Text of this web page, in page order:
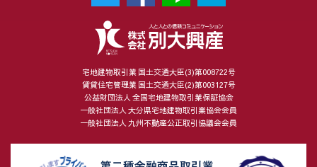
宅地建物取引業 国土交通大臣(3)第008722号
賃貸住宅管理業 国土交通大臣(2)第003127号
公益財団法人 全国宅地建物取引業保証協会
一般社団法人 大分県宅地建物取引業協会会員
一般社団法人 九州不動産公正取引協議会会員